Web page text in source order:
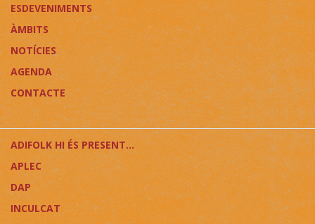
ESDEVENIMENTS
ÀMBITS
NOTÍCIES
AGENDA
CONTACTE
ADIFOLK HI ÉS PRESENT...
APLEC
DAP
INCULCAT